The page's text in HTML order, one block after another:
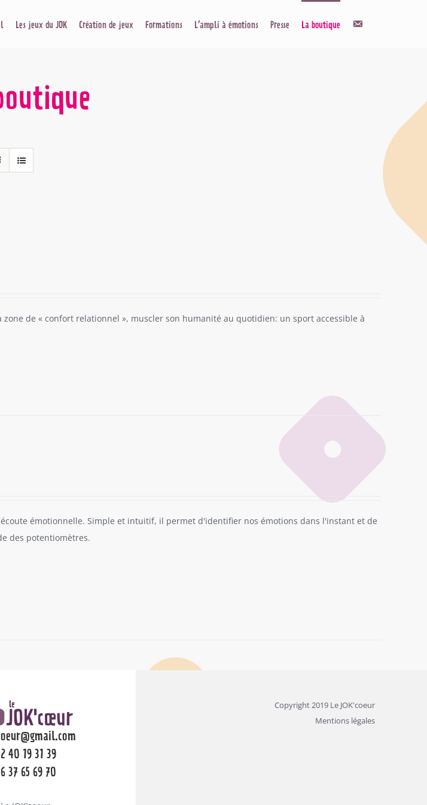
Les jeux du JOK Création de jeux Formations L’ampli à émotions Presse La boutique
zone de « confort relationnel », muscler son humanité au quotidien: un sport accessible à
émotionnelle. Simple et intuitif, il permet d'identifier nos émotions dans l'instant et de
des potentiomètres.
40 19 31 39
37 65 69 70
Copyright 2019 Le JOK'coeur
Mentions légales